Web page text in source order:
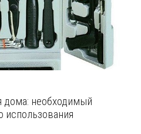
дома: необходимый